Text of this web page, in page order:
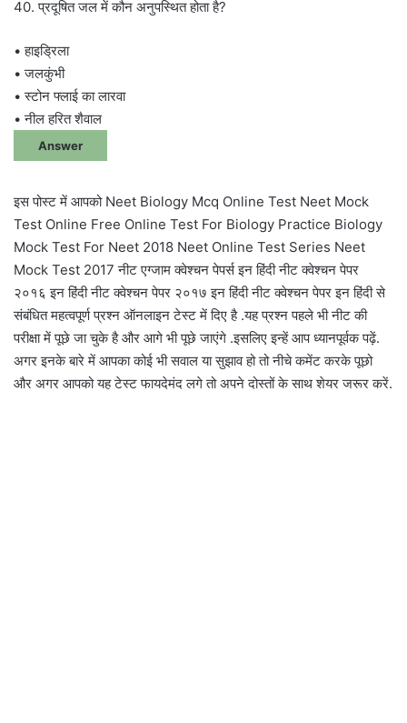
40. प्रदूषित जल में कौन अनुपस्थित होता है?
• हाइड्रिला
• जलकुंभी
• स्टोन फ्लाई का लारवा
• नील हरित शैवाल
Answer
इस पोस्ट में आपको Neet Biology Mcq Online Test Neet Mock
Test Online Free Online Test For Biology Practice Biology
Mock Test For Neet 2018 Neet Online Test Series Neet
Mock Test 2017 नीट एग्जाम क्वेश्चन पेपर्स इन हिंदी नीट क्वेश्चन पेपर
२०१६ इन हिंदी नीट क्वेश्चन पेपर २०१७ इन हिंदी नीट क्वेश्चन पेपर इन हिंदी से
संबंधित महत्वपूर्ण प्रश्न ऑनलाइन टेस्ट में दिए है .यह प्रश्न पहले भी नीट की
परीक्षा में पूछे जा चुके है और आगे भी पूछे जाएंगे .इसलिए इन्हें आप ध्यानपूर्वक पढ़ें.
अगर इनके बारे में आपका कोई भी सवाल या सुझाव हो तो नीचे कमेंट करके पूछो
और अगर आपको यह टेस्ट फायदेमंद लगे तो अपने दोस्तों के साथ शेयर जरूर करें.